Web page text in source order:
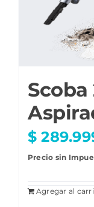
Scoba
$
Precio sin
Agregar al